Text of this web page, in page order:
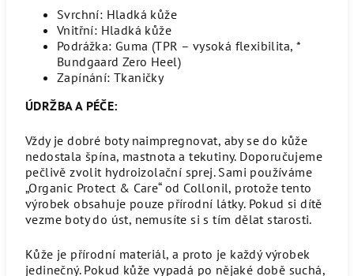
Svrchní: Hladká kůže
Vnitřní: Hladká kůže
Podrážka: Guma (TPR – vysoká flexibilita, *
Bundgaard Zero Heel)
Zapínání: Tkaničky
ÚDRŽBA A PÉČE:
Vždy je dobré boty naimpregnovat, aby se do kůže
nedostala špína, mastnota a tekutiny. Doporučujeme
pečlivě zvolit hydroizolační sprej. Sami používáme
„Organic Protect & Care“ od Collonil, protože tento
výrobek obsahuje pouze přírodní látky. Pokud si dítě
vezme boty do úst, nemusíte si s tím dělat starosti.
Kůže je přírodní materiál, a proto je každý výrobek
jedinečný. Pokud kůže vypadá po nějaké době suchá,